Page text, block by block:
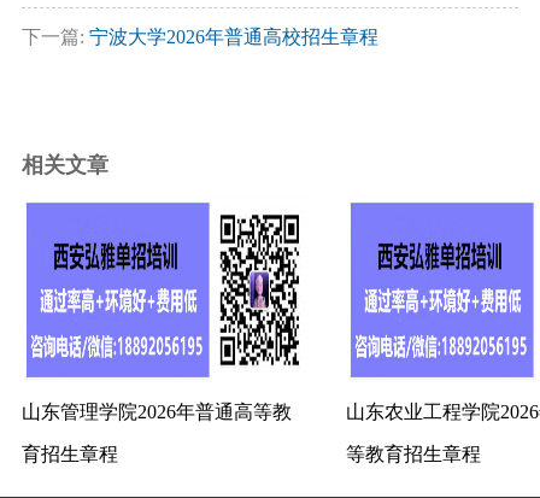
下一篇: 宁波大学2026年普通高校招生章程
相关文章
山东管理学院2026年普通高等教
育招生章程
山东农业工程学院
等教育招生章程